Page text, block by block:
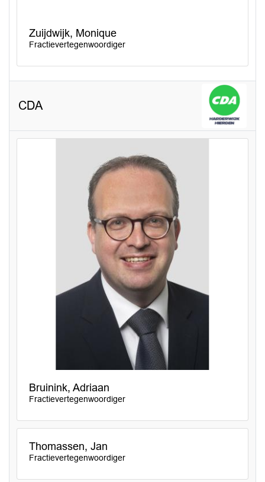
Zuijdwijk, Monique
Fractievertegenwoordiger
CDA
Bruinink, Adriaan
Fractievertegenwoordiger
Thomassen, Jan
Fractievertegenwoordiger